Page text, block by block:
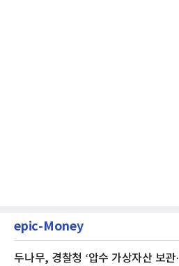
epic-Money
두나무, 경찰청 ‘압수 가상자산 보관·